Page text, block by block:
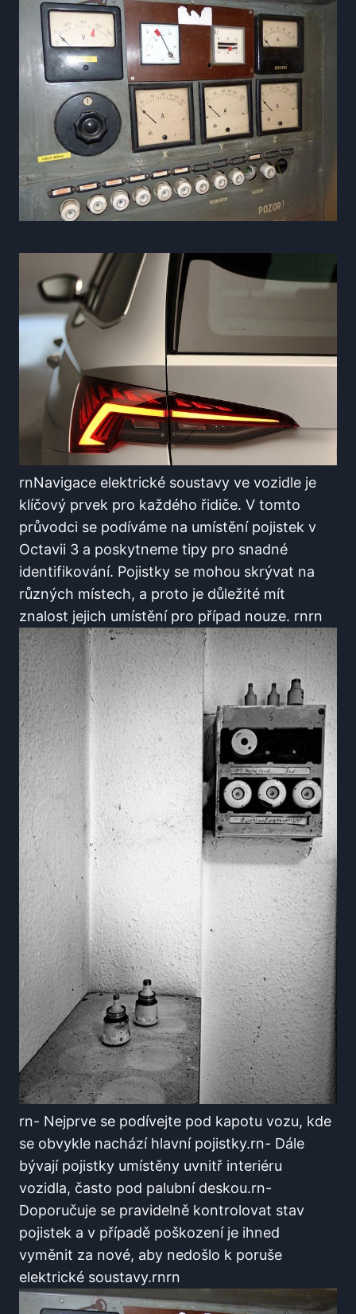
rnNavigace⁢ elektrické soustavy ve vozidle je
klíčový prvek pro každého řidiče. V tomto
průvodci se podíváme ​na umístění pojistek v
Octavii ​3 ‌a poskytneme ⁤tipy pro snadné
identifikování. Pojistky se mohou skrývat na
různých místech, a proto je důležité mít
znalost jejich umístění⁤ pro případ nouze. rnrn
rn- Nejprve se podívejte pod kapotu vozu, ‍kde
se obvykle nachází ‍hlavní ​pojistky.rn- Dále ​
bývají⁤ pojistky umístěny uvnitř interiéru
vozidla, často pod ⁢palubní deskou.rn-
Doporučuje ​se pravidelně kontrolovat stav
pojistek a v případě poškození ​je ihned
vyměnit za nové, aby nedošlo k poruše
elektrické soustavy.rnrn